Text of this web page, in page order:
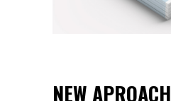
NEW APROACH